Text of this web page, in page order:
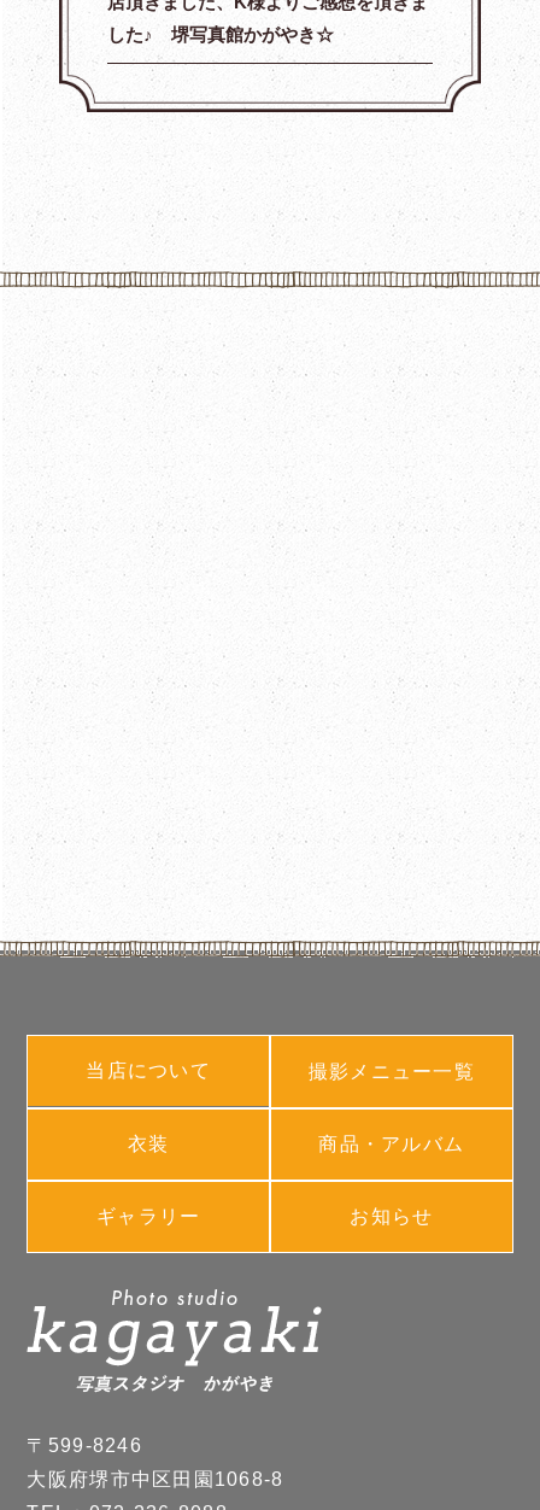
した♪ 堺写真館かがやき☆
当店について 撮影メニュー一覧
衣装 商品・アルバム
ギャラリー お知らせ
〒599-8246
大阪府堺市中区田園1068-8